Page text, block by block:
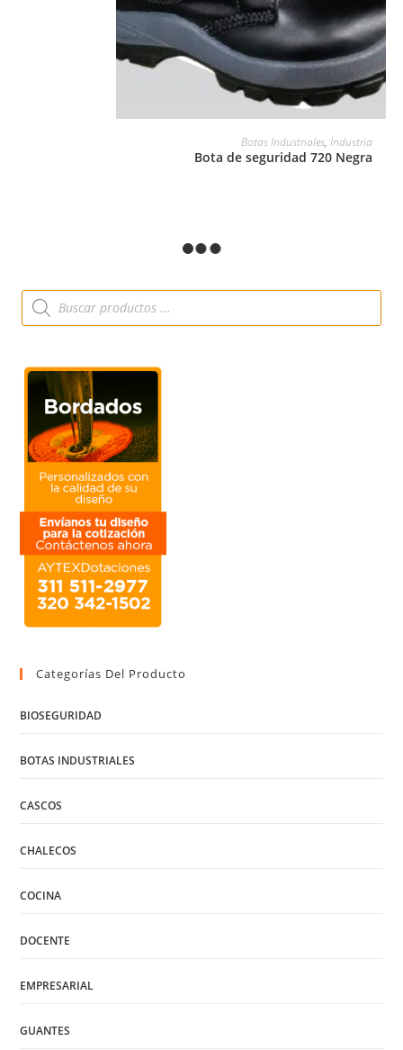
Botas Industriales,Industria
Bota de seguridad 720 Negra
Categorías Del Producto
BIOSEGURIDAD
BOTAS INDUSTRIALES
CASCOS
CHALECOS
COCINA
DOCENTE
EMPRESARIAL
GUANTES